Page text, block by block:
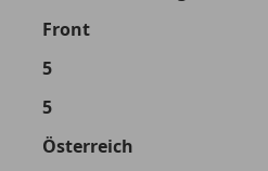
€ 28 900,-
€ 40 715,-
€ 0,-
Front
5
5
Österreich